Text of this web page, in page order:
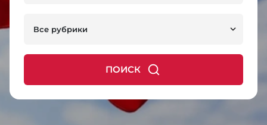
Все рубрики
ПОИСК